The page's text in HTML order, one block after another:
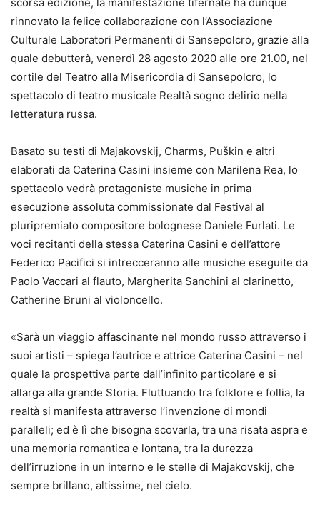
rinnovato la felice collaborazione con l’Associazione
Culturale Laboratori Permanenti di Sansepolcro, grazie alla
quale debutterà, venerdì 28 agosto 2020 alle ore 21.00, nel
cortile del Teatro alla Misericordia di Sansepolcro, lo
spettacolo di teatro musicale Realtà sogno delirio nella
letteratura russa.
Basato su testi di Majakovskij, Charms, Puškin e altri
elaborati da Caterina Casini insieme con Marilena Rea, lo
spettacolo vedrà protagoniste musiche in prima
esecuzione assoluta commissionate dal Festival al
pluripremiato compositore bolognese Daniele Furlati. Le
voci recitanti della stessa Caterina Casini e dell’attore
Federico Pacifici si intrecceranno alle musiche eseguite da
Paolo Vaccari al flauto, Margherita Sanchini al clarinetto,
Catherine Bruni al violoncello.
«Sarà un viaggio affascinante nel mondo russo attraverso i
suoi artisti – spiega l’autrice e attrice Caterina Casini – nel
quale la prospettiva parte dall’infinito particolare e si
allarga alla grande Storia. Fluttuando tra folklore e follia, la
realtà si manifesta attraverso l’invenzione di mondi
paralleli; ed è lì che bisogna scovarla, tra una risata aspra e
una memoria romantica e lontana, tra la durezza
dell’irruzione in un interno e le stelle di Majakovskij, che
sempre brillano, altissime, nel cielo.